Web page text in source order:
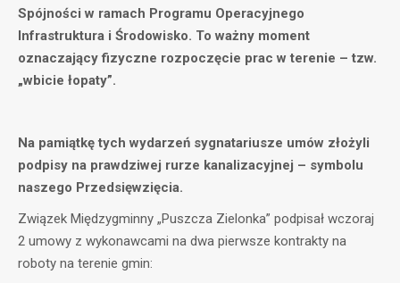
Spójności w ramach Programu Operacyjnego
Infrastruktura i Środowisko. To ważny moment
oznaczający fizyczne rozpoczęcie prac w terenie – tzw.
„wbicie łopaty”.
Na pamiątkę tych wydarzeń sygnatariusze umów złożyli
podpisy na prawdziwej rurze kanalizacyjnej – symbolu
naszego Przedsięwzięcia.
Związek Międzygminny „Puszcza Zielonka” podpisał wczoraj
2 umowy z wykonawcami na dwa pierwsze kontrakty na
roboty na terenie gmin: